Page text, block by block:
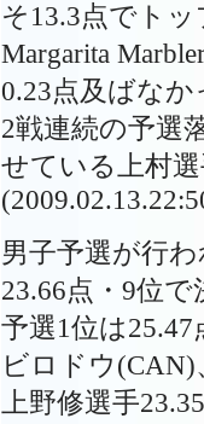
そ13.3点でト
Margarita
0.23点及ばなか
2戦連続の予選
せている上村
男子予選が行
23.66点・9位
予選1位は25.47
ビロドウ
上野修選手